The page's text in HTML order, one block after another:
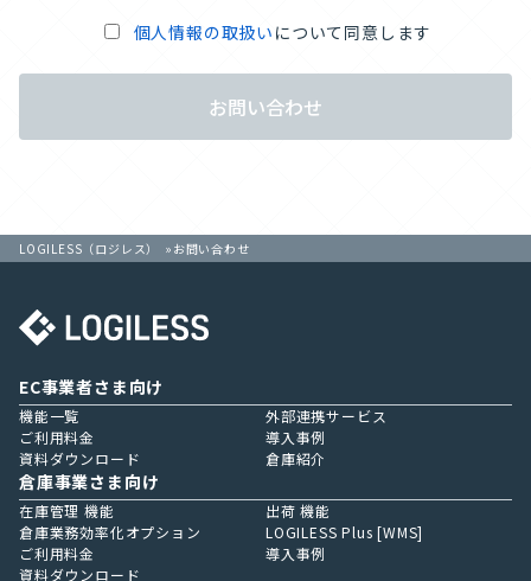
個人情報の取扱い について同意します
お問い合わせ
LOGILESS（ロジレス） お問い合わせ
EC事業者さま向け
機能一覧
外部連携サービス
ご利用料金
導入事例
資料ダウンロード
倉庫紹介
倉庫事業さま向け
在庫管理 機能
出荷 機能
倉庫業務効率化オプション
LOGILESS Plus [WMS]
ご利用料金
導入事例
資料ダウンロード